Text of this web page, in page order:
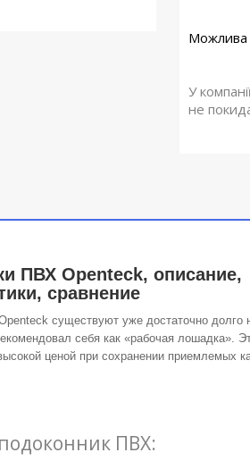
У
не
ПВХ Openteck, описание,
сравнение
существуют уже достаточно долго
себя как «рабочая лошадка».
ценой при сохранении приемлемых
ПВХ: